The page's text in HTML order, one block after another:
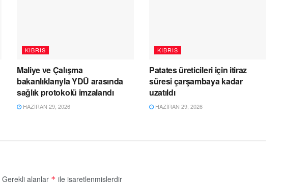
KIBRIS
Maliye ve Çalışma
bakanlıklarıyla YDÜ arasında
sağlık protokolü imzalandı
HAZIRAN 29, 2026
KIBRIS
Patates üreticileri için itiraz
süresi çarşambaya kadar
uzatıldı
HAZIRAN 29, 2026
Gerekli alanlar * ile işaretlenmişlerdir